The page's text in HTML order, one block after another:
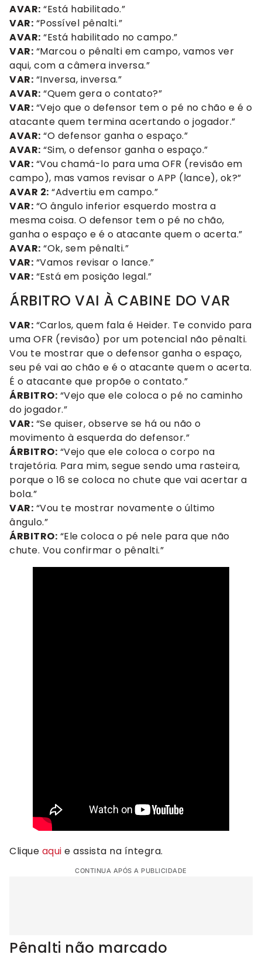
AVAR: “Está habilitado.”
VAR: “Possível pênalti.”
AVAR: “Está habilitado no campo.”
VAR: “Marcou o pênalti em campo, vamos ver
aqui, com a câmera inversa.”
VAR: “Inversa, inversa.”
AVAR: “Quem gera o contato?”
VAR: “Vejo que o defensor tem o pé no chão e é o
atacante quem termina acertando o jogador.”
AVAR: “O defensor ganha o espaço.”
AVAR: “Sim, o defensor ganha o espaço.”
VAR: “Vou chamá-lo para uma OFR (revisão em
campo), mas vamos revisar o APP (lance), ok?”
AVAR 2: “Advertiu em campo.”
VAR: “O ângulo inferior esquerdo mostra a
mesma coisa. O defensor tem o pé no chão,
ganha o espaço e é o atacante quem o acerta.”
AVAR: “Ok, sem pênalti.”
VAR: “Vamos revisar o lance.”
VAR: “Está em posição legal.”
ÁRBITRO VAI À CABINE DO VAR
VAR: “Carlos, quem fala é Heider. Te convido para
uma OFR (revisão) por um potencial não pênalti.
Vou te mostrar que o defensor ganha o espaço,
seu pé vai ao chão e é o atacante quem o acerta.
É o atacante que propõe o contato.”
ÁRBITRO: “Vejo que ele coloca o pé no caminho
do jogador.”
VAR: “Se quiser, observe se há ou não o
movimento à esquerda do defensor.”
ÁRBITRO: “Vejo que ele coloca o corpo na
trajetória. Para mim, segue sendo uma rasteira,
porque o 16 se coloca no chute que vai acertar a
bola.”
VAR: “Vou te mostrar novamente o último
ângulo.”
ÁRBITRO: “Ele coloca o pé nele para que não
chute. Vou confirmar o pênalti.”
Clique aqui e assista na íntegra.
CONTINUA APÓS A PUBLICIDADE
Pênalti não marcado